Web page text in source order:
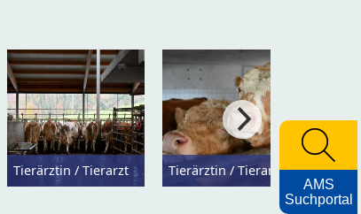
Tierärztin / Tierarzt Tierärztin / Tierarzt
AMS
Suchportal